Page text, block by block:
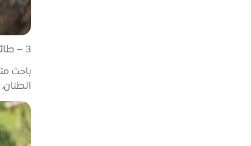
3 – طائر الشمس الأرجواني
باحث